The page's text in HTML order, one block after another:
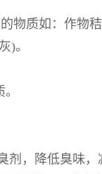
物质如：作物
)。
，降低臭味，